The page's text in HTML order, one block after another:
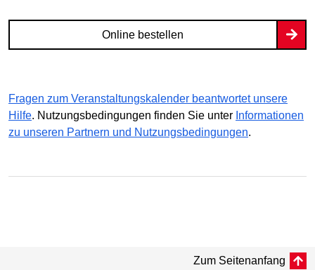
Online bestellen
Fragen zum Veranstaltungskalender beantwortet unsere
Hilfe. Nutzungsbedingungen finden Sie unter Informationen
zu unseren Partnern und Nutzungsbedingungen.
Zum Seitenanfang